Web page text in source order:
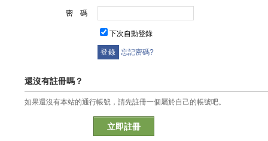
密 碼
下次自動登錄
忘記密碼?
還沒有註冊嗎？
如果還沒有本站的通行帳號，請先註冊一個屬於自己的帳號吧。
立即註冊